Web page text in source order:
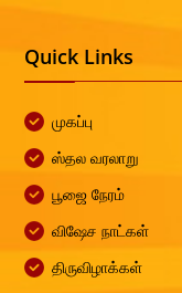
Quick Links
முகப்பு
ஸ்தல வரலாறு
பூஜை நேரம்
விஷேச நாட்கள்
திருவிழாக்கள்